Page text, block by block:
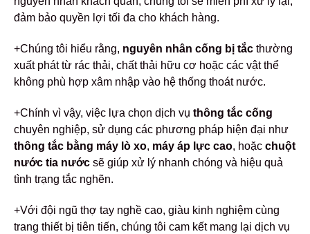
đảm bảo quyền lợi tối đa cho khách hàng.
+Chúng tôi hiểu rằng, nguyên nhân cống bị tắc thường
xuất phát từ rác thải, chất thải hữu cơ hoặc các vật thể
không phù hợp xâm nhập vào hệ thống thoát nước.
+Chính vì vậy, việc lựa chọn dịch vụ thông tắc cống
chuyên nghiệp, sử dụng các phương pháp hiện đại như
thông tắc bằng máy lò xo, máy áp lực cao, hoặc chuột
nước tia nước sẽ giúp xử lý nhanh chóng và hiệu quả
tình trạng tắc nghẽn.
+Với đội ngũ thợ tay nghề cao, giàu kinh nghiệm cùng
trang thiết bị tiên tiến, chúng tôi cam kết mang lại dịch vụ